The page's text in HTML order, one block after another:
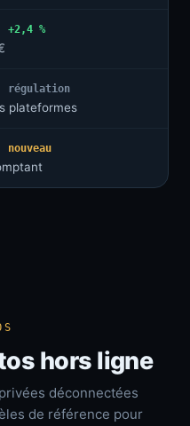
+2,4 %
plateformes
régulation
nouveau
hors ligne
déconnectées
de référence pour